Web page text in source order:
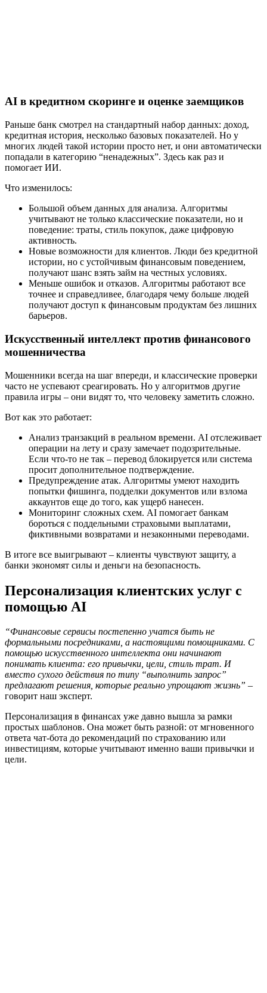
AI в кредитном скоринге и оценке заемщиков
Раньше банк смотрел на стандартный набор данных: доход,
кредитная история, несколько базовых показателей. Но у
многих людей такой истории просто нет, и они автоматически
попадали в категорию “ненадежных”. Здесь как раз и
помогает ИИ.
Что изменилось:
Большой объем данных для анализа. Алгоритмы
учитывают не только классические показатели, но и
поведение: траты, стиль покупок, даже цифровую
активность.
Новые возможности для клиентов. Люди без кредитной
истории, но с устойчивым финансовым поведением,
получают шанс взять займ на честных условиях.
Меньше ошибок и отказов. Алгоритмы работают все
точнее и справедливее, благодаря чему больше людей
получают доступ к финансовым продуктам без лишних
барьеров.
Искусственный интеллект против финансового
мошенничества
Мошенники всегда на шаг впереди, и классические проверки
часто не успевают среагировать. Но у алгоритмов другие
правила игры – они видят то, что человеку заметить сложно.
Вот как это работает:
Анализ транзакций в реальном времени. AI отслеживает
операции на лету и сразу замечает подозрительные.
Если что-то не так – перевод блокируется или система
просит дополнительное подтверждение.
Предупреждение атак. Алгоритмы умеют находить
попытки фишинга, подделки документов или взлома
аккаунтов еще до того, как ущерб нанесен.
Мониторинг сложных схем. AI помогает банкам
бороться с поддельными страховыми выплатами,
фиктивными возвратами и незаконными переводами.
В итоге все выигрывают – клиенты чувствуют защиту, а
банки экономят силы и деньги на безопасность.
Персонализация клиентских услуг с
помощью AI
“Финансовые сервисы постепенно учатся быть не
формальными посредниками, а настоящими помощниками. С
помощью искусственного интеллекта они начинают
понимать клиента: его привычки, цели, стиль трат. И
вместо сухого действия по типу “выполнить запрос”
предлагают решения, которые реально упрощают жизнь” –
говорит наш эксперт.
Персонализация в финансах уже давно вышла за рамки
простых шаблонов. Она может быть разной: от мгновенного
ответа чат-бота до рекомендаций по страхованию или
инвестициям, которые учитывают именно ваши привычки и
цели.